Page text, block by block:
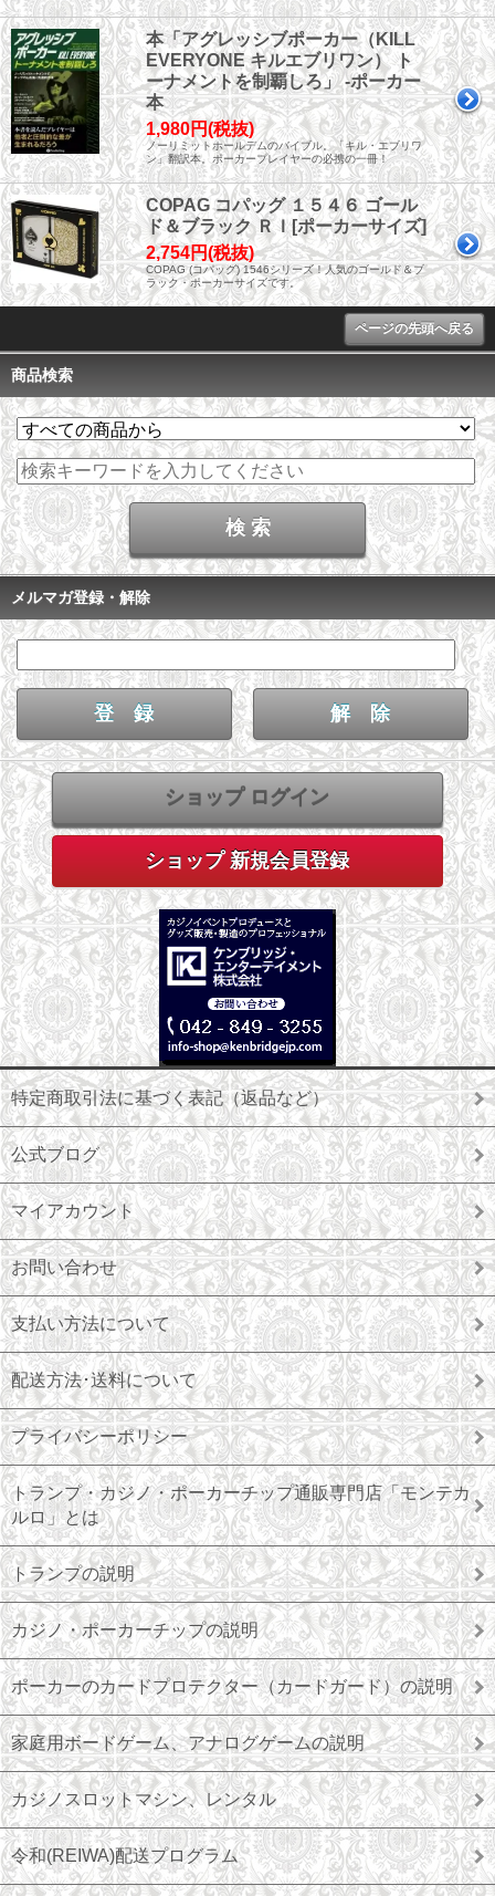
本「アグレッシブポーカー（KILL
EVERYONE キルエブリワン） ト
ーナメントを制覇しろ」 -ポーカー
本
1,980円(税抜)
ノーリミットホールデムのバイブル。「キル・エブリワ
ン」翻訳本。ポーカープレイヤーの必携の一冊！
COPAG コパッグ １５４６ ゴール
ド＆ブラック ＲＩ[ポーカーサイズ]
2,754円(税抜)
COPAG (コパッグ) 1546シリーズ！人気のゴールド＆ブ
ラック・ポーカーサイズです。
ページの先頭へ戻る
商品検索
メルマガ登録・解除
ショップ ログイン
ショップ 新規会員登録
特定商取引法に基づく表記（返品など）
公式ブログ
マイアカウント
お問い合わせ
支払い方法について
配送方法･送料について
プライバシーポリシー
トランプ・カジノ・ポーカーチップ通販専門店「モンテカ
ルロ」とは
トランプの説明
カジノ・ポーカーチップの説明
ポーカーのカードプロテクター（カードガード）の説明
家庭用ボードゲーム、アナログゲームの説明
カジノスロットマシン、レンタル
令和(REIWA)配送プログラム